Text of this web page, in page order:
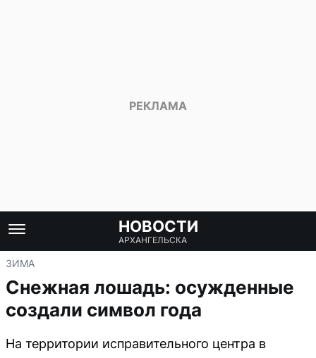
НОВОСТИ
АРХАНГЕЛЬСКА
ЗИМА
Снежная лошадь: осужденные
создали символ года
На территории исправительного центра в